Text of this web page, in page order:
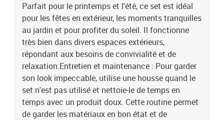
Parfait pour le printemps et l'été, ce set est idéal
pour les fêtes en extérieur, les moments tranquilles
au jardin et pour profiter du soleil. Il fonctionne
très bien dans divers espaces extérieurs,
répondant aux besoins de convivialité et de
relaxation.Entretien et maintenance : Pour garder
son look impeccable, utilise une housse quand le
set n'est pas utilisé et nettoie-le de temps en
temps avec un produit doux. Cette routine permet
de garder les matériaux en bon état et de